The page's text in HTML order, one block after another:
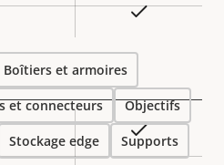
Oui
de
la
Oui
Boîtiers et armoires
et connecteurs Objectifs
Stockage edge Supports